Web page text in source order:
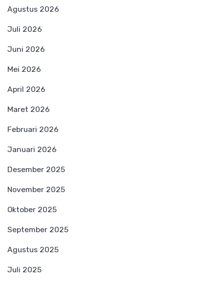
Agustus 2026
Juli 2026
Juni 2026
Mei 2026
April 2026
Maret 2026
Februari 2026
Januari 2026
Desember 2025
November 2025
Oktober 2025
September 2025
Agustus 2025
Juli 2025